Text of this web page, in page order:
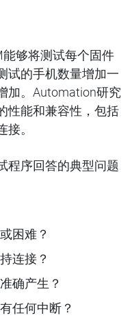
能够将测试每个固件
试的手机数量增加一
加。Automation研究
性能和兼容性，包括
。
程序回答的典型问题
困难？
连接？
确产生？
任何中断？